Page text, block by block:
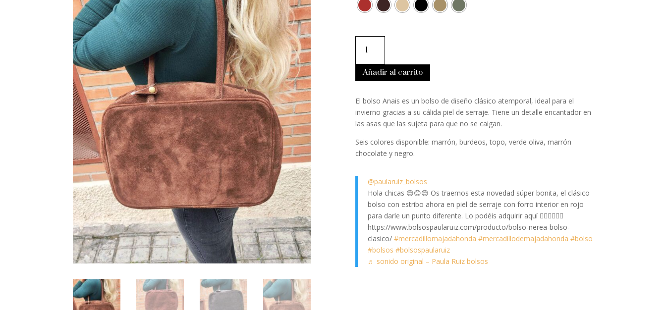
Bolso
Anais.
Bolso
de
serraje
cantidad
Añadir al carrito
El bolso Anais es un bolso de diseño clásico atemporal, ideal para el
invierno gracias a su cálida piel de serraje. Tiene un detalle encantador en
las asas que las sujeta para que no se caigan.
Seis colores disponible: marrón, burdeos, topo, verde oliva, marrón
chocolate y negro.
@paularuiz_bolsos
Hola chicas 😊😊😊 Os traemos esta novedad súper bonita, el clásico
bolso con estribo ahora en piel de serraje con forro interior en rojo
para darle un punto diferente. Lo podéis adquirir aquí 👇🏼👇🏼👇🏼
https://www.bolsospaularuiz.com/producto/bolso-nerea-bolso-
clasico/ #mercadillomajadahonda #mercadillodemajadahonda #bolso
#bolsos #bolsospaularuiz
♬ sonido original – Paula Ruiz bolsos